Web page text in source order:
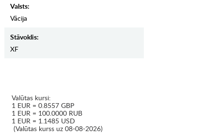
Valsts:
Vācija
Stāvoklis:
XF
Valūtas kursi:
1 EUR = 0.8557 GBP
1 EUR = 100.0000 RUB
1 EUR = 1.1485 USD
(Valūtas kurss uz 08-08-2026)